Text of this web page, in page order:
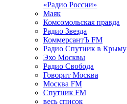
«Радио России»
Маяк
Комсомольская правда
Радио Звезда
КоммерсантЪ FM
Радио Спутник в Крыму
Эхо Москвы
Радио Свобода
Говорит Москва
Москва FM
Спутник FM
весь список